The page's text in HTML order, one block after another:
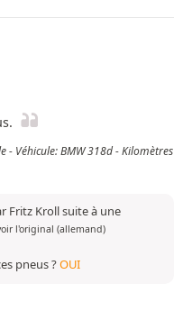
- Véhicule: BMW 318d - Kilomètres
Fritz Kroll suite à une
l'original (allemand)
pneus ?OUI